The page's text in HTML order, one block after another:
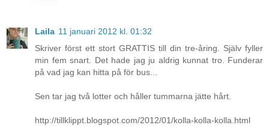
Laila 11 januari 2012 kl. 01:32
Skriver först ett stort GRATTIS till din tre-åring. Själv fyller
min fem snart. Det hade jag ju aldrig kunnat tro. Funderar
på vad jag kan hitta på för bus...
Sen tar jag två lotter och håller tummarna jätte hårt.
http://tillklippt.blogspot.com/2012/01/kolla-kolla-kolla.html